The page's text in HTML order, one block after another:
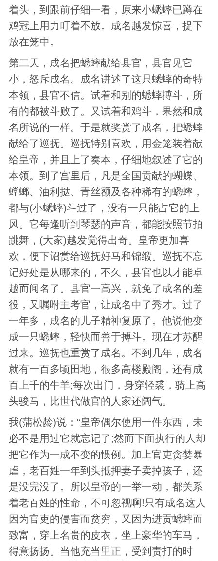
着头，到跟前仔细一看，原来小蟋蟀已蹲在
鸡冠上用力叮着不放。成名越发惊喜，捉下
放在笼中。
第二天，成名把蟋蟀献给县官，县官见它
小，怒斥成名。成名讲述了这只蟋蟀的奇特
本领，县官不信。试着和别的蟋蟀搏斗，所
有的都被斗败了。又试着和鸡斗，果然和成
名所说的一样。于是就奖赏了成名，把蟋蟀
献给了巡抚。巡抚特别喜欢，用金笼装着献
给皇帝，并且上了奏本，仔细地叙述了它的
本领。到了宫里后，凡是全国贡献的蝴蝶、
螳螂、油利挞、青丝额及各种稀有的蟋蟀，
都与(小蟋蟀)斗过了，没有一只能占它的上
风。它每逢听到琴瑟的声音，都能按照节拍
跳舞，(大家)越发觉得出奇。皇帝更加喜
欢，便下诏赏给巡抚好马和锦缎。巡抚不忘
记好处是从哪来的，不久，县官也以才能卓
越而闻名了。县官一高兴，就免了成名的差
役，又嘱咐主考官，让成名中了秀才。过了
一年多，成名的儿子精神复原了。他说他变
成一只蟋蟀，轻快而善于搏斗。现在才苏醒
过来。巡抚也重赏了成名。不到几年，成名
就有一百多顷田地，很多高楼殿阁，还有成
百上千的牛羊;每次出门，身穿轻裘，骑上高
头骏马，比世代做官的人家还阔气。
我(蒲松龄)说：“皇帝偶尔使用一件东西，未
必不是用过它就忘记了;然而下面执行的人却
把它作为一成不变的惯例。加上官吏贪婪暴
虐，老百姓一年到头抵押妻子卖掉孩子，还
是没完没了。所以皇帝的一举一动，都关系
着老百姓的性命，不可忽视啊!只有成名这人
因为官吏的侵害而贫穷，又因为进贡蟋蟀而
致富，穿上名贵的皮衣，坐上豪华的车马，
得意扬扬。当他充当里正，受到责打的时